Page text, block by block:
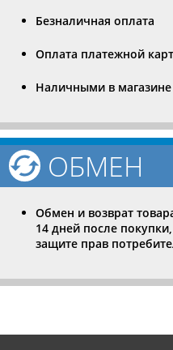
Безналичная оплата
Оплата платежной
Наличными в магазине
ОБМЕН
Обмен и возврат
14 дней после
защите прав